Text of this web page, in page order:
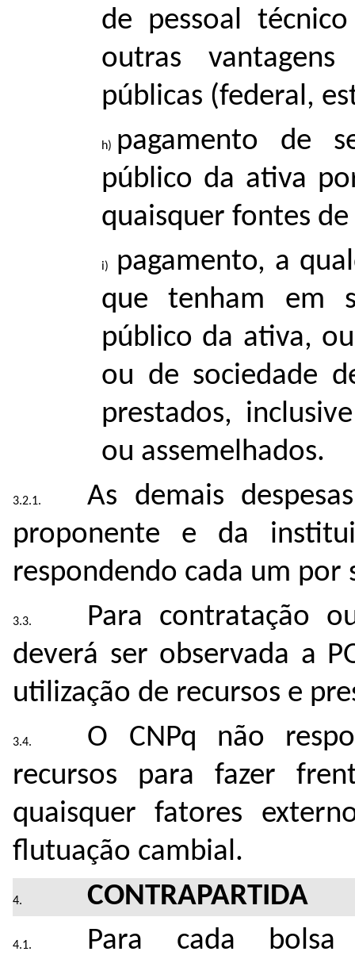
de pessoal
outras
públicas (federal,
pagamento de
público da ativa
quaisquer fontes de
pagamento, a
que tenham em
público da ativa,
ou de sociedade
prestados,
ou assemelhados.
As demais
proponente e da
respondendo cada um por
Para contratação
deverá ser observada a
utilização de recursos e
O CNPq não
recursos para fazer
quaisquer fatores
ﬂutuação cambial.
CONTRAPARTIDA
Para cada bolsa